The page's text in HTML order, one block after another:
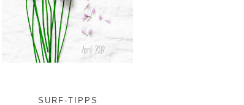
SURF-TIPPS